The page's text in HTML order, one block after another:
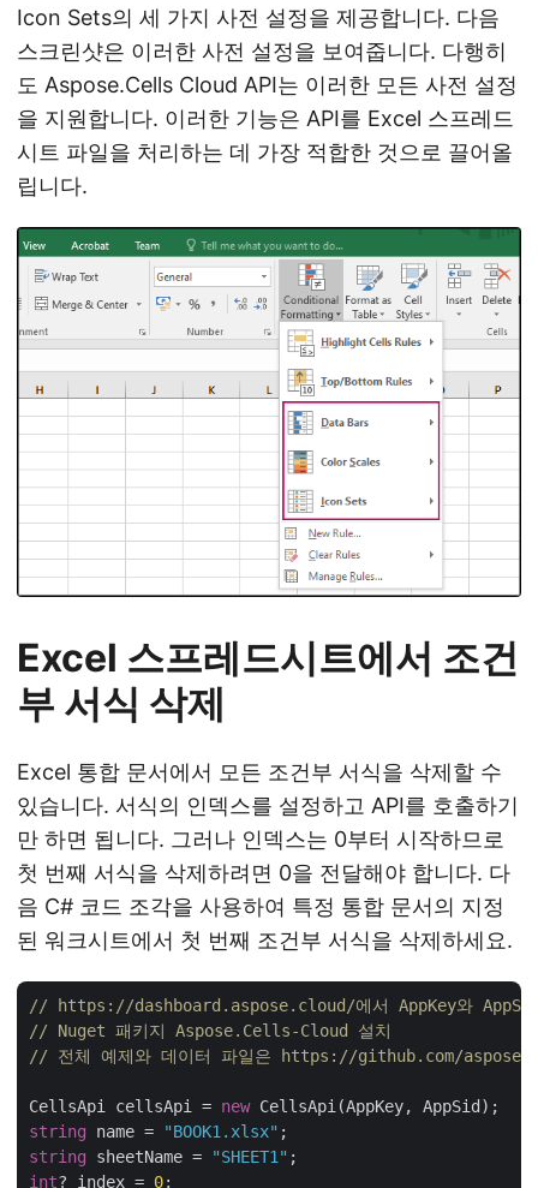
Icon Sets의 세 가지 사전 설정을 제공합니다. 다음
스크린샷은 이러한 사전 설정을 보여줍니다. 다행히
도 Aspose.Cells Cloud API는 이러한 모든 사전 설정
을 지원합니다. 이러한 기능은 API를 Excel 스프레드
시트 파일을 처리하는 데 가장 적합한 것으로 끌어올
립니다.
Excel 스프레드시트에서 조건
부 서식 삭제
Excel 통합 문서에서 모든 조건부 서식을 삭제할 수
있습니다. 서식의 인덱스를 설정하고 API를 호출하기
만 하면 됩니다. 그러나 인덱스는 0부터 시작하므로
첫 번째 서식을 삭제하려면 0을 전달해야 합니다. 다
음 C# 코드 조각을 사용하여 특정 통합 문서의 지정
된 워크시트에서 첫 번째 조건부 서식을 삭제하세요.
// https://dashboard.aspose.cloud/에서 AppKey와 AppSID
// Nuget 패키지 Aspose.Cells-Cloud 설치
// 전체 예제와 데이터 파일은 https://github.com/
CellsApi cellsApi = new
string name = "BOOK1.xlsx"
string sheetName = "SHEET1"
int? index = 0